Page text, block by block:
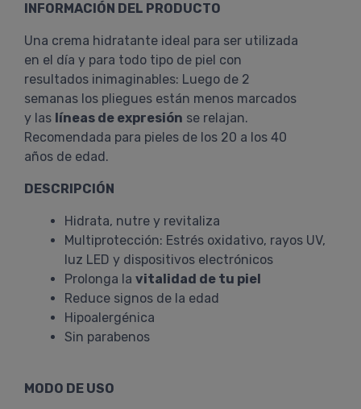
INFORMACIÓN DEL PRODUCTO
Una crema hidratante ideal para ser utilizada
en el día y para todo tipo de piel con
resultados inimaginables: Luego de 2
semanas los pliegues están menos marcados
y las líneas de expresión se relajan.
Recomendada para pieles de los 20 a los 40
años de edad.
DESCRIPCIÓN
Hidrata, nutre y revitaliza
Multiprotección: Estrés oxidativo, rayos UV,
luz LED y dispositivos electrónicos
Prolonga la vitalidad de tu piel
Reduce signos de la edad
Hipoalergénica
Sin parabenos
MODO DE USO